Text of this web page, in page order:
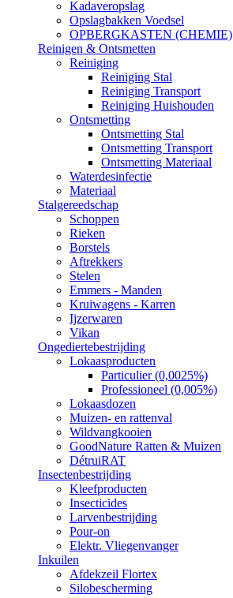
Kadaveropslag
Opslagbakken Voedsel
OPBERGKASTEN (CHEMIE)
Reinigen & Ontsmetten
Reiniging
Reiniging Stal
Reiniging Transport
Reiniging Huishouden
Ontsmetting
Ontsmetting Stal
Ontsmetting Transport
Ontsmetting Materiaal
Waterdesinfectie
Materiaal
Stalgereedschap
Schoppen
Rieken
Borstels
Aftrekkers
Stelen
Emmers - Manden
Kruiwagens - Karren
Ijzerwaren
Vikan
Ongediertebestrijding
Lokaasproducten
Particulier (0,0025%)
Professioneel (0,005%)
Lokaasdozen
Muizen- en rattenval
Wildvangkooien
GoodNature Ratten & Muizen
DétruiRAT
Insectenbestrijding
Kleefproducten
Insecticides
Larvenbestrijding
Pour-on
Elektr. Vliegenvanger
Inkuilen
Afdekzeil Flortex
Silobescherming